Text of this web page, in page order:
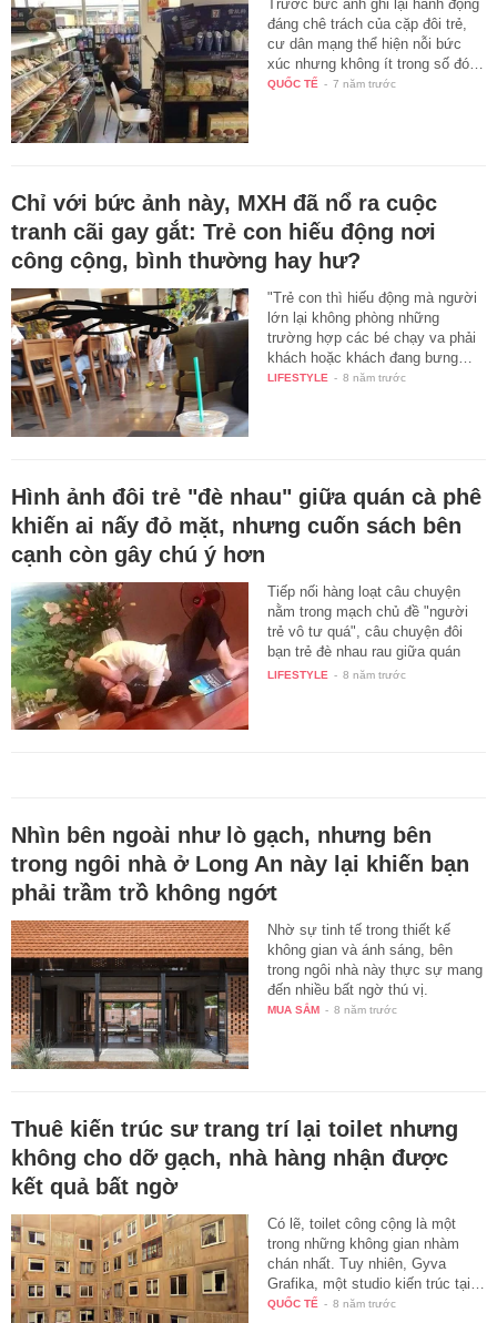
Trước bức ảnh ghi lại hành động
đáng chê trách của cặp đôi trẻ,
cư dân mạng thể hiện nỗi bức
xúc nhưng không ít trong số đó…
QUỐC TẾ - 7 năm trước
Chỉ với bức ảnh này, MXH đã nổ ra cuộc
tranh cãi gay gắt: Trẻ con hiếu động nơi
công cộng, bình thường hay hư?
"Trẻ con thì hiếu động mà người
lớn lại không phòng những
trường hợp các bé chạy va phải
khách hoặc khách đang bưng…
LIFESTYLE - 8 năm trước
Hình ảnh đôi trẻ "đè nhau" giữa quán cà phê
khiến ai nấy đỏ mặt, nhưng cuốn sách bên
cạnh còn gây chú ý hơn
Tiếp nối hàng loạt câu chuyện
nằm trong mạch chủ đề "người
trẻ vô tư quá", câu chuyện đôi
bạn trẻ đè nhau rau giữa quán
cà…
LIFESTYLE - 8 năm trước
Nhìn bên ngoài như lò gạch, nhưng bên
trong ngôi nhà ở Long An này lại khiến bạn
phải trầm trồ không ngớt
Nhờ sự tinh tế trong thiết kế
không gian và ánh sáng, bên
trong ngôi nhà này thực sự mang
đến nhiều bất ngờ thú vị.
MUA SẮM - 8 năm trước
Thuê kiến trúc sư trang trí lại toilet nhưng
không cho dỡ gạch, nhà hàng nhận được
kết quả bất ngờ
Có lẽ, toilet công cộng là một
trong những không gian nhàm
chán nhất. Tuy nhiên, Gyva
Grafika, một studio kiến trúc tại…
QUỐC TẾ - 8 năm trước